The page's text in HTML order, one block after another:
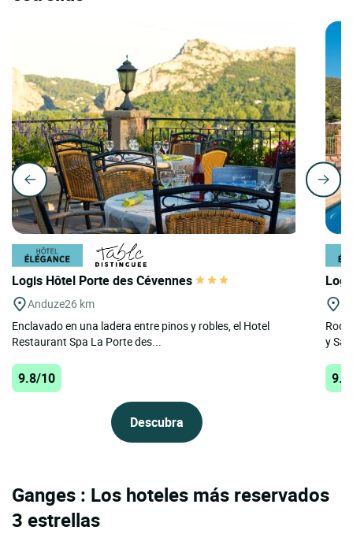
Logis Hôtel Porte des Cévennes
Anduze26 km
Enclavado en una ladera entre pinos y robles, el Hotel
Restaurant Spa La Porte des...
9.8/10
Descubra
y
Ganges : Los hoteles más reservados
3 estrellas